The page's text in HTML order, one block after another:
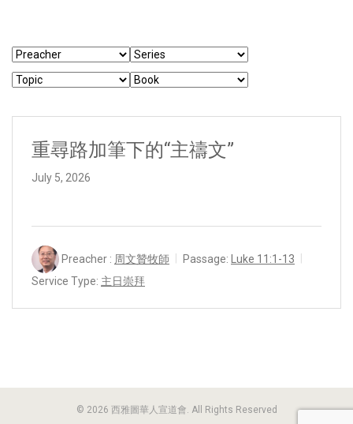
重尋路加筆下的“主禱文”
July 5, 2026
Preacher : 周文贊牧師 Passage:
Luke 11:1-13
Service Type: 主日崇拜
© 2026 西雅圖華人宣道會. All Rights Reserved